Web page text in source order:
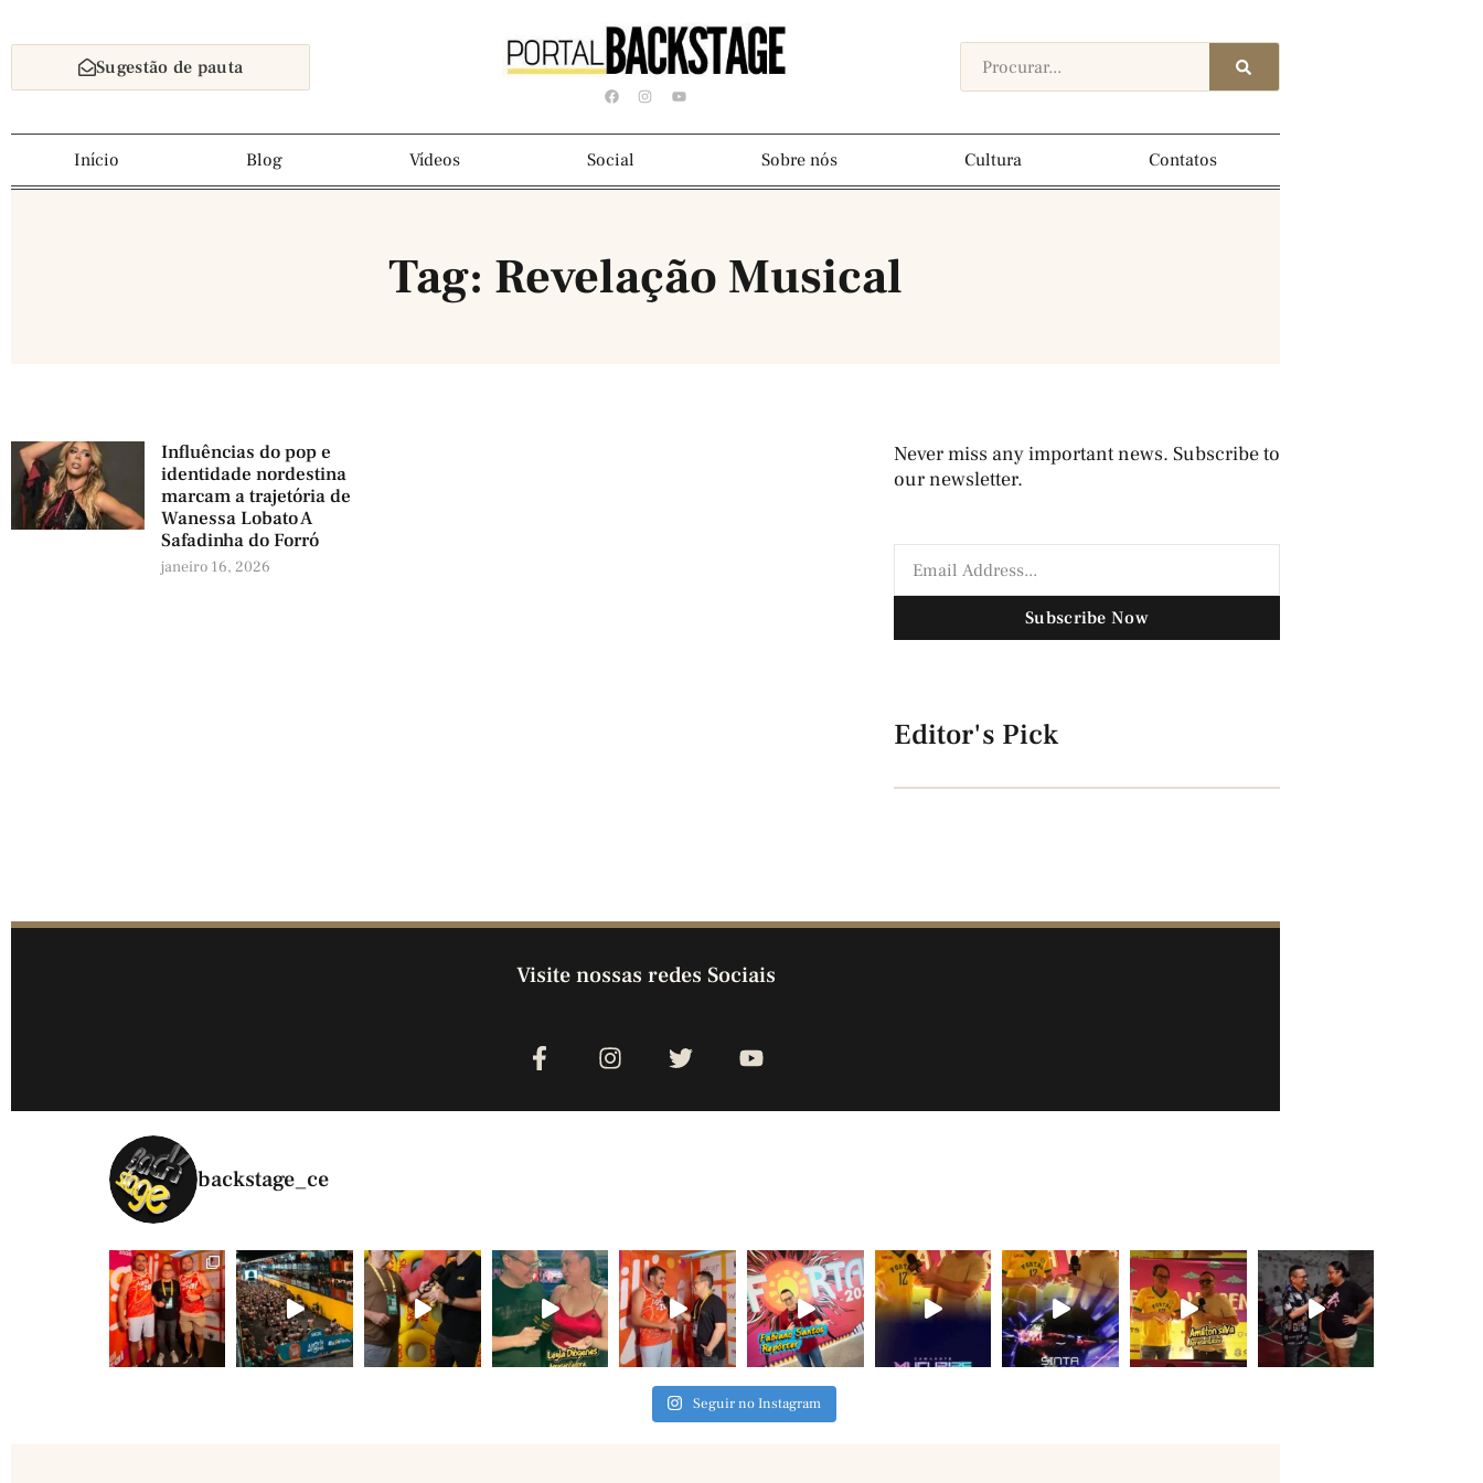
Sugestão de pauta
Início Blog Vídeos Social Sobre nós Cultura Contatos
Tag: Revelação Musical
Influências do pop e
identidade nordestina
marcam a trajetória de
Wanessa Lobato A
Safadinha do Forró
janeiro 16, 2026
Never miss any important news. Subscribe to
our newsletter.
Subscribe Now
Editor's Pick
Visite nossas redes Sociais
backstage_ce
Seguir no Instagram